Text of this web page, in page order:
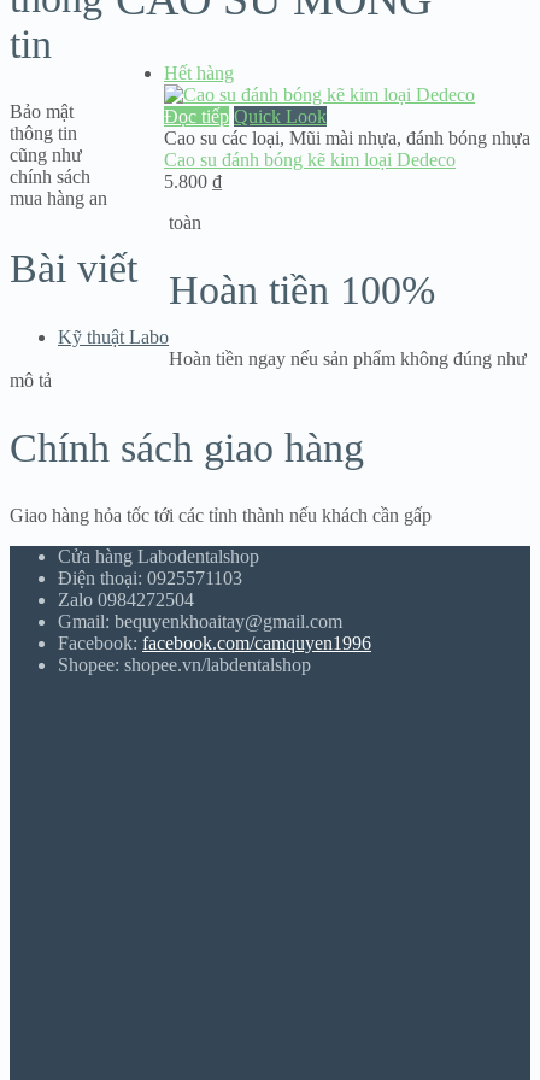
Hết hàng
Đọc tiếp Quick Look
Cao su các loại, Mũi mài nhựa, đánh bóng nhựa
Cao su đánh bóng kẽ kim loại Dedeco
5.800 ₫
Bài viết
Kỹ thuật Labo
tin
Bảo mật
thông tin
cũng như
chính sách
mua hàng an
toàn
Hoàn tiền 100%
Hoàn tiền ngay nếu sản phẩm không đúng như
mô tả
Chính sách giao hàng
Giao hàng hỏa tốc tới các tỉnh thành nếu khách cần gấp
Cửa hàng Labodentalshop
Điện thoại: 0925571103
Zalo 0984272504
Gmail: bequyenkhoaitay@gmail.com
Facebook: facebook.com/camquyen1996
Shopee: shopee.vn/labdentalshop